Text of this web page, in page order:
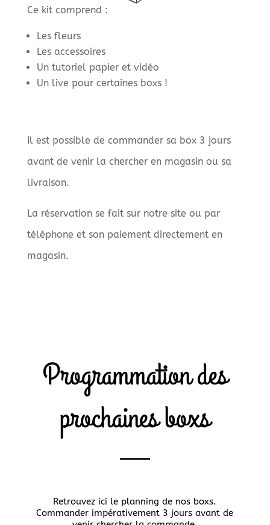
Ce kit comprend :
Les fleurs
Les accessoires
Un tutoriel papier et vidéo
Un live pour certaines boxs !
Il est possible de commander sa box 3 jours
avant de venir la chercher en magasin ou sa
livraison.
La réservation se fait sur notre site ou par
téléphone et son paiement directement en
magasin.
Programmation des
prochaines boxs
Retrouvez ici le planning de nos boxs.
Commander impérativement 3 jours avant de